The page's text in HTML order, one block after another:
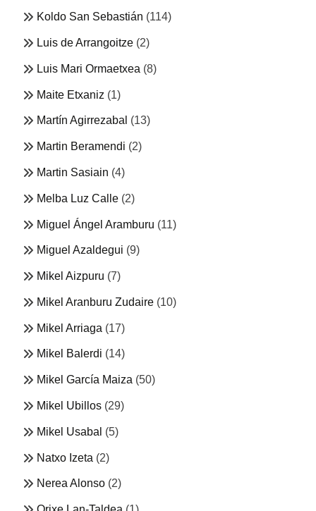
Koldo San Sebastián (114)
Luis de Arrangoitze (2)
Luis Mari Ormaetxea (8)
Maite Etxaniz (1)
Martín Agirrezabal (13)
Martin Beramendi (2)
Martin Sasiain (4)
Melba Luz Calle (2)
Miguel Ángel Aramburu (11)
Miguel Azaldegui (9)
Mikel Aizpuru (7)
Mikel Aranburu Zudaire (10)
Mikel Arriaga (17)
Mikel Balerdi (14)
Mikel García Maiza (50)
Mikel Ubillos (29)
Mikel Usabal (5)
Natxo Izeta (2)
Nerea Alonso (2)